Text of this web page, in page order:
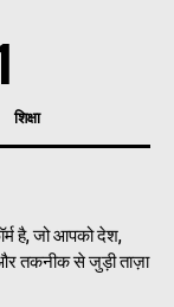
शिक्षा
है, जो आपको देश,
और तकनीक से जुड़ी ताज़ा